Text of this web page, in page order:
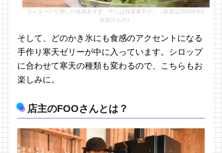
ライターいち押しの抹茶あずき。中には抹茶寒天が。（容器は2025年8月
以前のもの）
そして、どのかき氷にも食感のアクセントになる
手作り寒天ゼリーが中に入っています。シロップ
に合わせて寒天の種類も変わるので、こちらもお
楽しみに。
店主のFOOさんとは？